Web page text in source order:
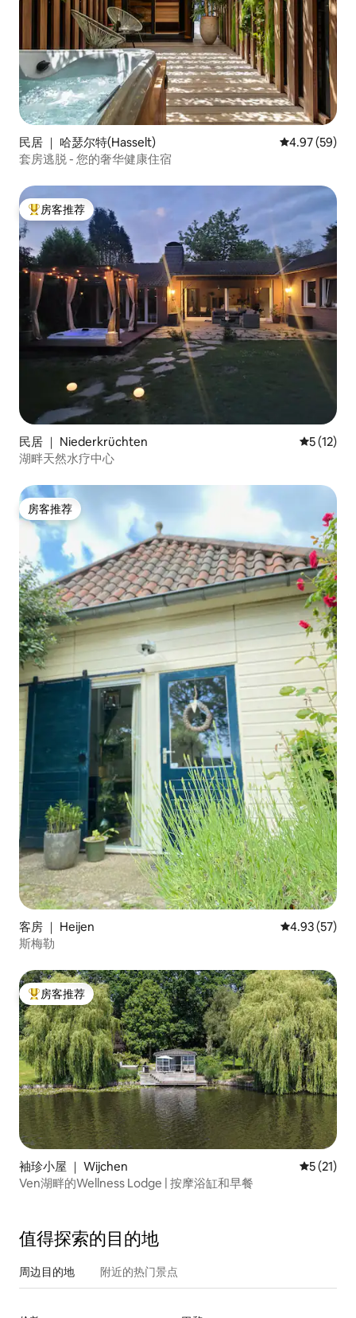
民居 ｜ 哈瑟尔特(Hasselt) 平均评分
4.97 (59)
套房逃脱 - 您的奢华健康住宿
热门「房客推荐」
房客推荐
民居 ｜ Niederkrüchten 平均评分
5 (12)
湖畔天然水疗中心
房客推荐
房客推荐
客房 ｜ Heijen 平均评分
4.93 (57)
斯梅勒
热门「房客推荐」
房客推荐
袖珍小屋 ｜ Wijchen 平均评分
5 (21)
Ven湖畔的Wellness Lodge | 按摩浴缸和早餐
值得探索的目的地
周边目的地 附近的热门景点